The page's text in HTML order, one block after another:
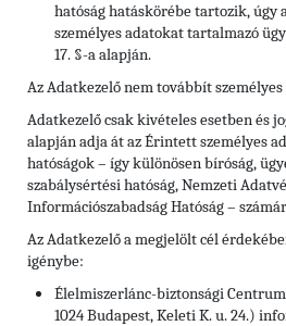
hatóság hatáskörébe tartozik, úgy
személyes adatokat tartalmazó
17. §-a alapján.
Az Adatkezelő nem továbbít
Adatkezelő csak kivételes esetben és
alapján adja át az Érintett személyes
hatóságok – így különösen bíróság,
szabálysértési hatóság, Nemzeti
Információszabadság Hatóság –
Az Adatkezelő a megjelölt cél
igénybe:
Élelmiszerlánc-biztonsági
1024 Budapest, Keleti K. u. 24.)